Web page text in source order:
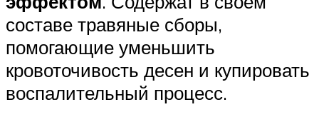
составе травяные сборы,
помогающие уменьшить
кровоточивость десен и купировать
воспалительный процесс.